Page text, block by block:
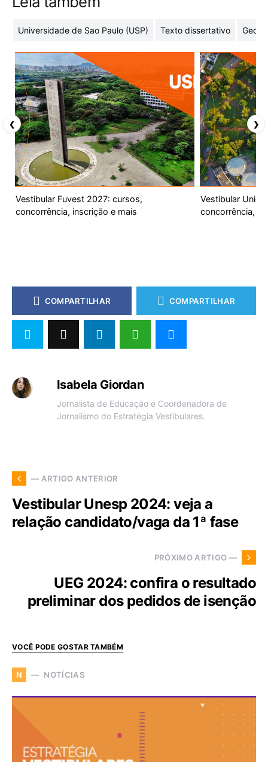
Universidade de Sao Paulo (USP) Texto dissertativo
Vestibular Fuvest 2027: cursos,
concorrência, inscrição e mais
Vestibular
concorrência,
❮ ❯
COMPARTILHAR COMPARTILHAR
Isabela Giordan
Jornalista de Educação e Coordenadora de
Jornalismo do Estratégia Vestibulares.
— ARTIGO ANTERIOR
Vestibular Unesp 2024: veja a
relação candidato/vaga da 1ª fase
PRÓXIMO ARTIGO —
UEG 2024: confira o resultado
preliminar dos pedidos de isenção
VOCÊ PODE GOSTAR TAMBÉM
N NOTÍCIAS